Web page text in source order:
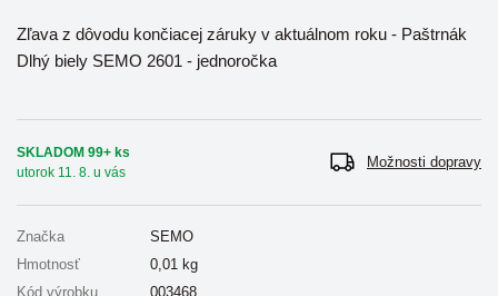
Zľava z dôvodu končiacej záruky v aktuálnom roku - Paštrnák
Dlhý biely SEMO 2601 - jednoročka
SKLADOM 99+ ks
utorok 11. 8. u vás
Možnosti dopravy
Značka
SEMO
Hmotnosť
0,01 kg
Kód výrobku
003468